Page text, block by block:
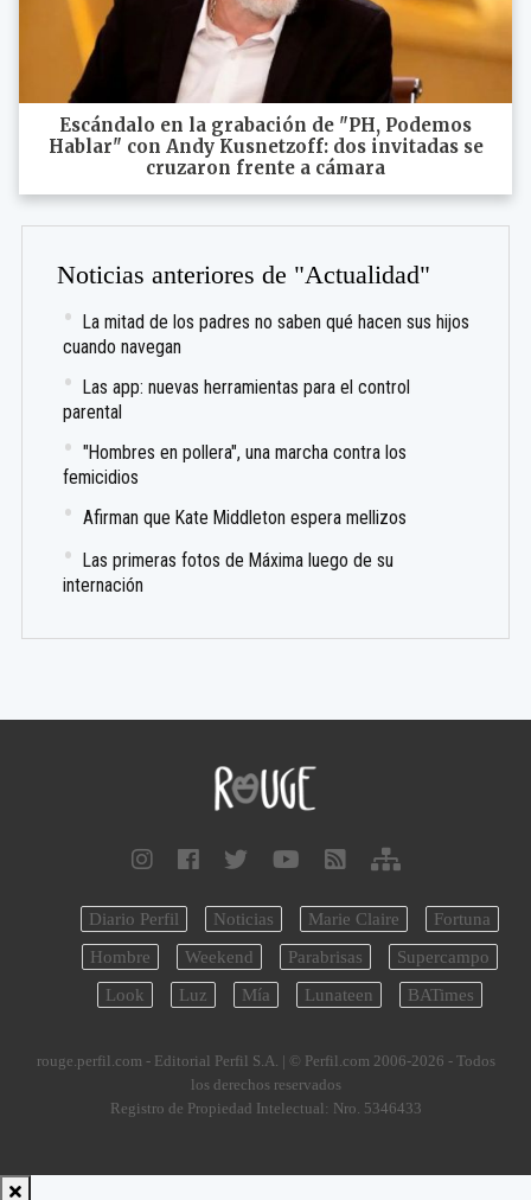
Escándalo en la grabación de "PH, Podemos
Hablar" con Andy Kusnetzoff: dos invitadas se
cruzaron frente a cámara
Noticias anteriores de "Actualidad"
La mitad de los padres no saben qué hacen sus hijos
cuando navegan
Las app: nuevas herramientas para el control
parental
"Hombres en pollera", una marcha contra los
femicidios
Afirman que Kate Middleton espera mellizos
Las primeras fotos de Máxima luego de su
internación
Diario Perfil Noticias Marie Claire
Fortuna
Hombre
Weekend Parabrisas
Supercampo
Look
Luz Mía Lunateen BATimes
rouge.perfil.com - Editorial Perfil S.A. | © Perfil.com 2006-2026 - Todos
los derechos reservados
Registro de Propiedad Intelectual: Nro. 5346433